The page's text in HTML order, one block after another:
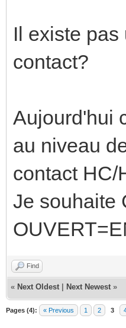
Il existe
contact?
Aujourd'hui
au niveau
contact HC/
Je souhaite
Find
« Next Oldest Next Newest »
Pages (4): « Previous 1 2 3